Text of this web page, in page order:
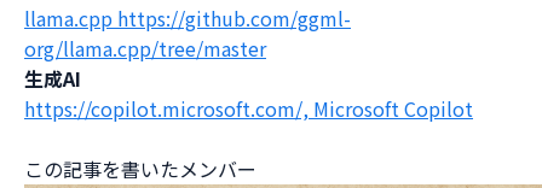
llama.cpp https://github.com/ggml-
org/llama.cpp/tree/master
生成AI
https://copilot.microsoft.com/, Microsoft Copilot
この記事を書いたメンバー